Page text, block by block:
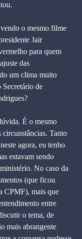
o mesmo filme
Jair
para quem
das
um clima muito
de
É o mesmo
circunstâncias. Tanto
agora, eu tenho
estavam sendo
No caso da
(que ficou
CPMF), mais que
entre
o tema, de
mais abrangente